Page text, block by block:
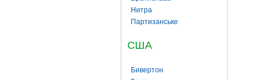
Нитра
Партизанське
США
Бивертон